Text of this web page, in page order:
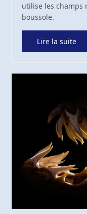
utilise les champs
boussole.
Lire la suite